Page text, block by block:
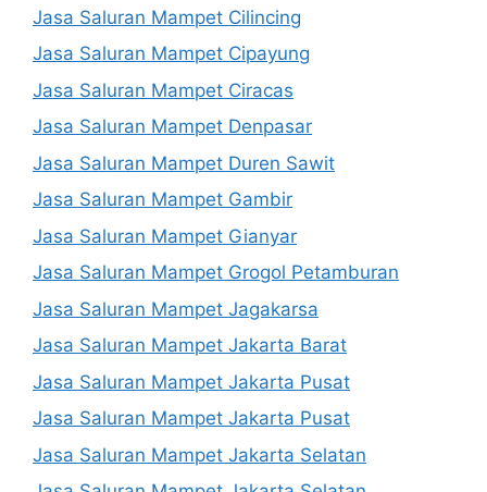
Jasa Saluran Mampet Cilincing
Jasa Saluran Mampet Cipayung
Jasa Saluran Mampet Ciracas
Jasa Saluran Mampet Denpasar
Jasa Saluran Mampet Duren Sawit
Jasa Saluran Mampet Gambir
Jasa Saluran Mampet Gianyar
Jasa Saluran Mampet Grogol Petamburan
Jasa Saluran Mampet Jagakarsa
Jasa Saluran Mampet Jakarta Barat
Jasa Saluran Mampet Jakarta Pusat
Jasa Saluran Mampet Jakarta Pusat
Jasa Saluran Mampet Jakarta Selatan